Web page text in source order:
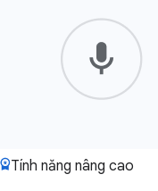
Tính năng nâng cao